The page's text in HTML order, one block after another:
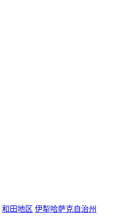
和田地区 伊犁哈萨克自治州